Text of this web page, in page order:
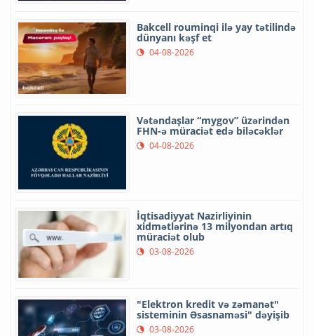
Bakcell rouminqi ilə yay tətilində
dünyanı kəşf et
04-08-2026
Vətəndaşlar “mygov” üzərindən
FHN-ə müraciət edə biləcəklər
04-08-2026
İqtisadiyyat Nazirliyinin
xidmətlərinə 13 milyondan artıq
müraciət olub
03-08-2026
"Elektron kredit və zəmanət"
sisteminin Əsasnaməsi" dəyişib
03-08-2026